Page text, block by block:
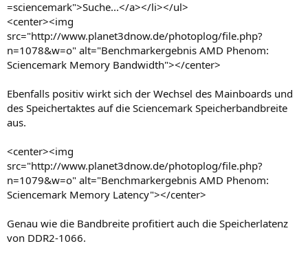
=sciencemark">Suche...</a></li></ul>
<center><img
src="http://www.planet3dnow.de/photoplog/file.php?
n=1078&w=o" alt="Benchmarkergebnis AMD Phenom:
Sciencemark Memory Bandwidth"></center>
Ebenfalls positiv wirkt sich der Wechsel des Mainboards und
des Speichertaktes auf die Sciencemark Speicherbandbreite
aus.
<center><img
src="http://www.planet3dnow.de/photoplog/file.php?
n=1079&w=o" alt="Benchmarkergebnis AMD Phenom:
Sciencemark Memory Latency"></center>
Genau wie die Bandbreite profitiert auch die Speicherlatenz
von DDR2-1066.